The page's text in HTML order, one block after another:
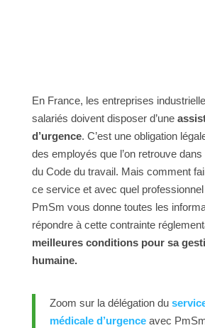
En France, les entreprises
salariés doivent disposer d’une
d’urgence. C’est une obligation
des employés que l’on retrouve dans
du Code du travail. Mais comment
ce service et avec quel
PmSm vous donne toutes les
répondre à cette contrainte
meilleures conditions pour sa
humaine.
Zoom sur la délégation du
médicale d’urgenceavec